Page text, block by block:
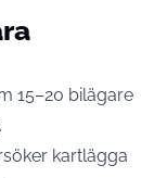
15–20 bilägare
kartlägga